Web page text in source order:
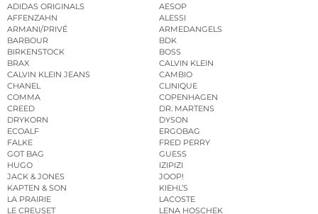
ADIDAS ORIGINALS
AESOP
AFFENZAHN
ALESSI
ARMANI/PRIVÉ
ARMEDANGELS
BARBOUR
BDK
BIRKENSTOCK
BOSS
BRAX
CALVIN KLEIN
CALVIN KLEIN JEANS
CAMBIO
CHANEL
CLINIQUE
COMMA
COPENHAGEN
CREED
DR. MARTENS
DRYKORN
DYSON
ECOALF
ERGOBAG
FALKE
FRED PERRY
GOT BAG
GUESS
HUGO
IZIPIZI
JACK & JONES
JOOP!
KAPTEN & SON
KIEHL’S
LA PRAIRIE
LACOSTE
LE CREUSET
LENA HOSCHEK